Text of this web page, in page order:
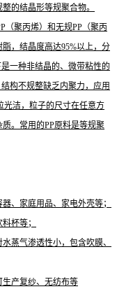
的结晶形等规聚合物。
（聚丙烯）和无规PP（聚丙
，结晶度高达95%以上，分
一种非结晶的、微带粘性的
构不规整缺乏内聚力，应用
光洁，粒子的尺寸在任意方
。常用的PP原料是等规聚
、家庭用品、家电外壳等；
杯等；
蒸气渗透性小，包含吹膜、
产复纱、无纺布等